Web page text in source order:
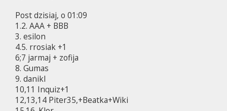
Post dzisiaj, o 01:09
1.2. AAA + BBB
3. esilon
4.5. rrosiak +1
6;7 jarmaj + zofija
8. Gumas
9. danikl
10,11 Inquiz+1
12,13,14 Piter35,+Beatka+Wiki